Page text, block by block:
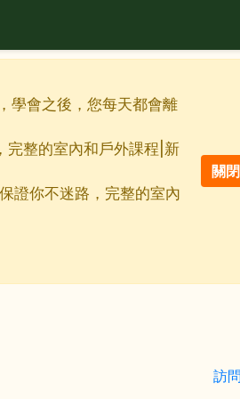
學會之後，您每天都會離
完整的室內和戶外課程|新
證你不迷路，完整的室內
訪